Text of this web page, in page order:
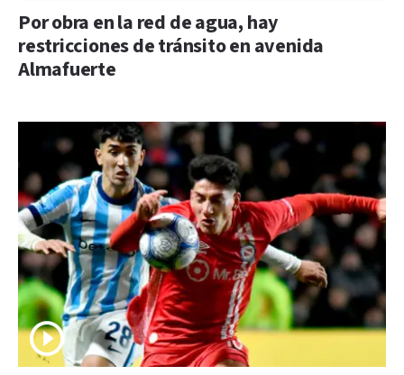
Por obra en la red de agua, hay
restricciones de tránsito en avenida
Almafuerte